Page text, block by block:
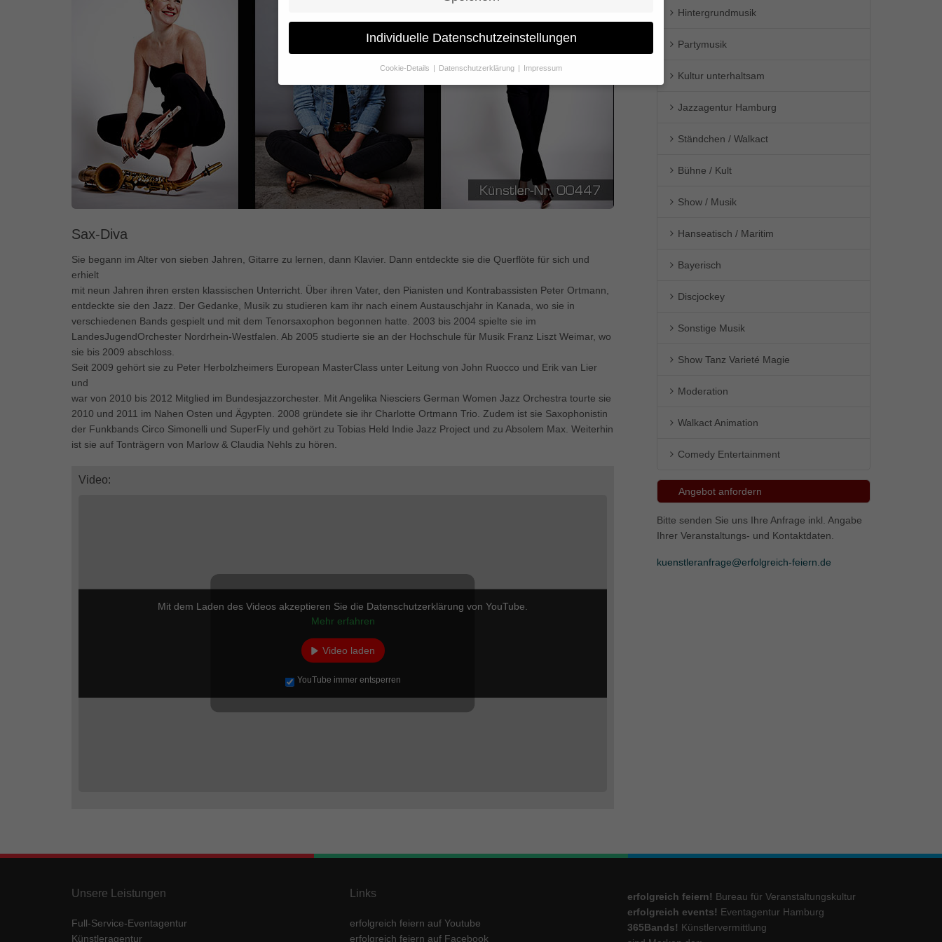
Sax-Diva
Sie begann im Alter von sieben Jahren, Gitarre zu lernen, dann Klavier. Dann entdeckte sie die Querflöte für sich und
erhielt
mit neun Jahren ihren ersten klassischen Unterricht. Über ihren Vater, den Pianisten und Kontrabassisten Peter Ortmann,
entdeckte sie den Jazz. Der Gedanke, Musik zu studieren kam ihr nach einem Austauschjahr in Kanada, wo sie in
verschiedenen Bands gespielt und mit dem Tenorsaxophon begonnen hatte. 2003 bis 2004 spielte sie im
LandesJugendOrchester Nordrhein-Westfalen. Ab 2005 studierte sie an der Hochschule für Musik Franz Liszt Weimar, wo
sie bis 2009 abschloss.
Seit 2009 gehört sie zu Peter Herbolzheimers European MasterClass unter Leitung von John Ruocco und Erik van Lier
und
war von 2010 bis 2012 Mitglied im Bundesjazzorchester. Mit Angelika Niesciers German Women Jazz Orchestra tourte sie
2010 und 2011 im Nahen Osten und Ägypten. 2008 gründete sie ihr Charlotte Ortmann Trio. Zudem ist sie Saxophonistin
der Funkbands Circo Simonelli und SuperFly und gehört zu Tobias Held Indie Jazz Project und zu Absolem Max. Weiterhin
ist sie auf Tonträgern von Marlow & Claudia Nehls zu hören.
Video:
Mit dem Laden des Videos akzeptieren Sie die Datenschutzerklärung von YouTube.
Mehr erfahren
Video laden
YouTube immer entsperren
Hintergrundmusik
Partymusik
Kultur unterhaltsam
Jazzagentur Hamburg
Ständchen / Walkact
Bühne / Kult
Show / Musik
Hanseatisch / Maritim
Bayerisch
Discjockey
Sonstige Musik
Show Tanz Varieté Magie
Moderation
Walkact Animation
Comedy Entertainment
Angebot anfordern
Bitte senden Sie uns Ihre Anfrage inkl. Angabe
Ihrer Veranstaltungs- und Kontaktdaten.
kuenstleranfrage@erfolgreich-feiern.de
Unsere Leistungen
Full-Service-Eventagentur
Künstleragentur
Links
erfolgreich feiern auf Youtube
erfolgreich feiern auf Facebook
erfolgreich feiern! Bureau für Veranstaltungskultur
erfolgreich events! Eventagentur Hamburg
365Bands! Künstlervermittlung
Individuelle Datenschutzeinstellungen
Cookie-Details Datenschutzerklärung Impressum
Datenschutzeinstellungen
Wenn Sie unter 16 Jahre alt sind und Ihre Zustimmung zu freiwilligen Diensten
geben möchten, müssen Sie Ihre Erziehungsberechtigten um Erlaubnis bitten.
Wir verwenden Cookies und andere Technologien auf unserer Website. Einige
von ihnen sind essenziell, während andere uns helfen, diese Website und Ihre
Erfahrung zu verbessern.
Personenbezogene Daten können verarbeitet werden
(z. B. IP-Adressen), z. B. für personalisierte Anzeigen und Inhalte oder Anzeigen-
und Inhaltsmessung. Weitere Informationen über die Verwendung Ihrer Daten
finden Sie in unsererDatenschutzerklärung
Datenschutzeinstellungen
Essenziell (1)
Essenzielle Cookies ermöglichen grundlegende Funktionen und sind für die einwandfreie
Cookie-Informationen anzeigen
Marketing (1)
Marketing-Cookies werden von Drittanbietern oder Publishern verwendet, um personalisierte
Werbung anzuzeigen. Sie tun dies, indem sie Besucher über Websites hinweg verfolgen.
Externe Medien
powered by Borlabs Cookie